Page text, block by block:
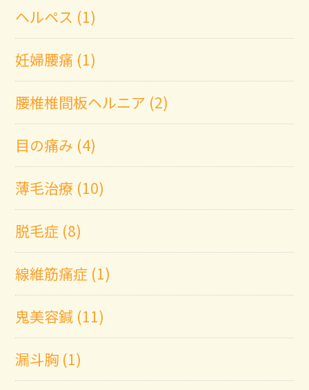
ヘルペス (1)
妊婦腰痛 (1)
腰椎椎間板ヘルニア (2)
目の痛み (4)
薄毛治療 (10)
脱毛症 (8)
線維筋痛症 (1)
鬼美容鍼 (11)
漏斗胸 (1)